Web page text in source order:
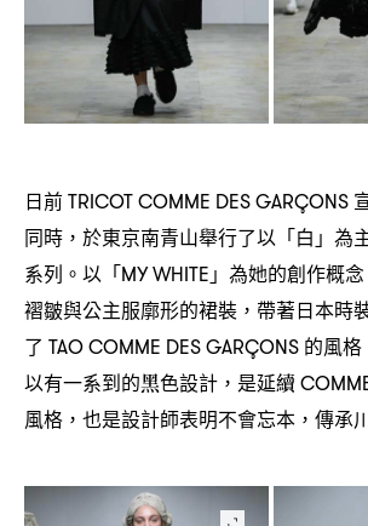
日前TRICOT COMME DES GARÇONS
同時 ， 於東京南青山舉行了以「白」為
系列。以「MY WHITE 」為她的創作概念
褶皺與公主服廓形的裙裝 ， 帶著日本時
了 TAO COMME DES GARÇONS 的風
以有一系到的黑色設計 ， 是延續
風格 ， 也是設計師表明不會忘本 ， 傳承